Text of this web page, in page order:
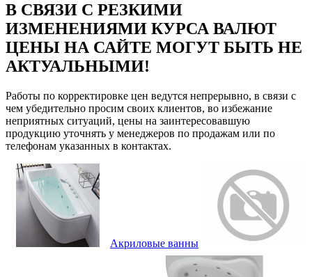
В СВЯЗИ С РЕЗКИМИ
ИЗМЕНЕНИЯМИ КУРСА ВАЛЮТ
ЦЕНЫ НА САЙТЕ МОГУТ БЫТЬ НЕ
АКТУАЛЬНЫМИ!
Работы по корректировке цен ведутся непрерывно, в связи с
чем убедительно просим своих клиентов, во избежание
неприятных ситуаций, цены на заинтересовавшую
продукцию уточнять у менеджеров по продажам или по
телефонам указанных в контактах.
Акриловые ванны